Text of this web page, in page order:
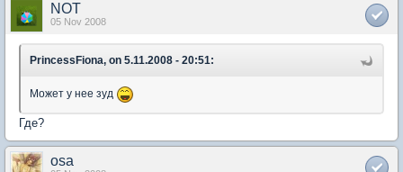
NOT
05 Nov 2008
PrincessFiona, on 5.11.2008 - 20:51:
Может у нее зуд
Где?
osa